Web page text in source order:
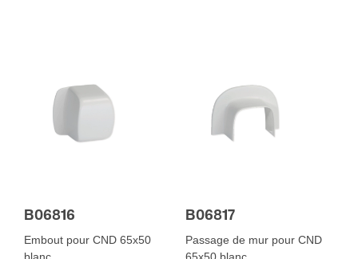
B06816
Embout pour CND 65x50
B06817
Passage de mur pour CND